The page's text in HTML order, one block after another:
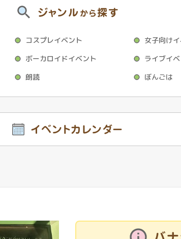
ジャンル から探す
コスプレイベント
女子向け
ボーカロイドイベント
ライブイ
朗読 ぼんごは
イベントカレンダー